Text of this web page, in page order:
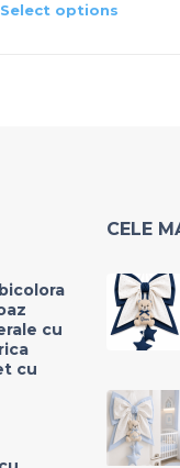
Select options
cu
cu
CELE